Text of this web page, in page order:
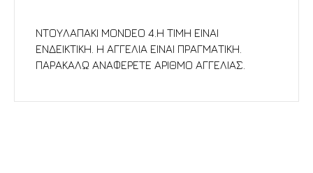
ΝΤΟΥΛΑΠΑΚΙ MONDEO 4.Η ΤΙΜΗ ΕΙΝΑΙ
ΕΝΔΕΙΚΤΙΚΗ. Η ΑΓΓΕΛΙΑ ΕΙΝΑΙ ΠΡΑΓΜΑΤΙΚΗ.
ΠΑΡΑΚΑΛΩ ΑΝΑΦΕΡΕΤΕ ΑΡΙΘΜΟ ΑΓΓΕΛΙΑΣ.